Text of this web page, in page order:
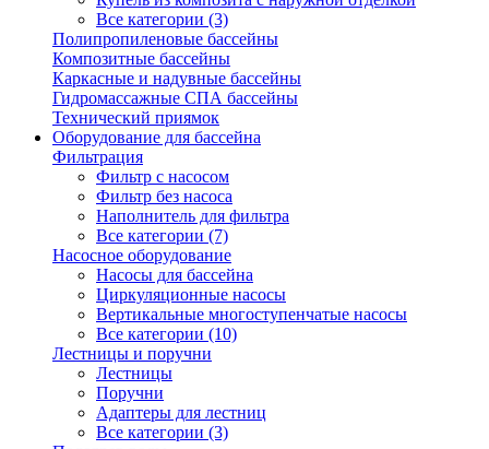
Все категории (3)
Полипропиленовые бассейны
Композитные бассейны
Каркасные и надувные бассейны
Гидромассажные СПА бассейны
Технический приямок
Оборудование для бассейна
Фильтрация
Фильтр с насосом
Фильтр без насоса
Наполнитель для фильтра
Все категории (7)
Насосное оборудование
Насосы для бассейна
Циркуляционные насосы
Вертикальные многоступенчатые насосы
Все категории (10)
Лестницы и поручни
Лестницы
Поручни
Адаптеры для лестниц
Все категории (3)